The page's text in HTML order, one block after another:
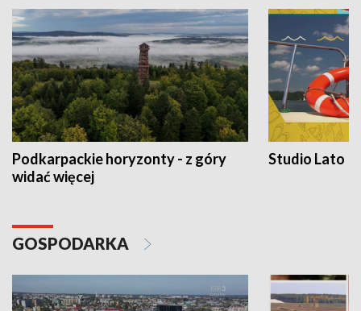
Podkarpackie horyzonty - z góry
widać więcej
Studio Lato
GOSPODARKA